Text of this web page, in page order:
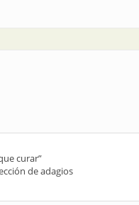
curar”
de adagios